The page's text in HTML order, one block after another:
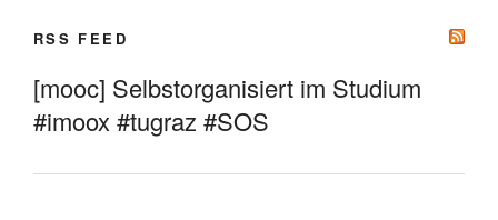
RSS FEED
[mooc] Selbstorganisiert im Studium
#imoox #tugraz #SOS